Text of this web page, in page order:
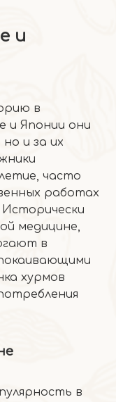
и
в
и Японии они
и за их
часто
работах
медицине,
в
хурмов
в